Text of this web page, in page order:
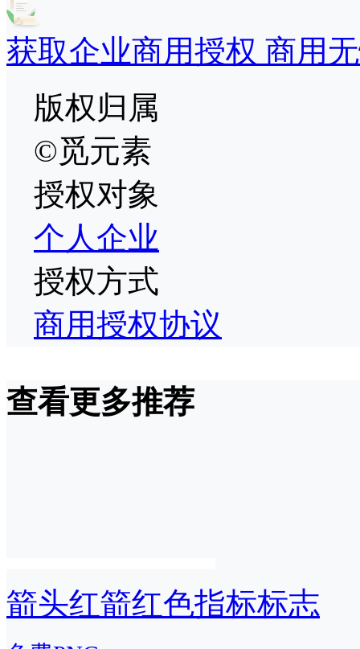
获取企业商用授权 商用
版权归属
©觅元素
授权对象
个人企业
授权方式
商用授权协议
查看更多推荐
箭头红箭红色指标标志